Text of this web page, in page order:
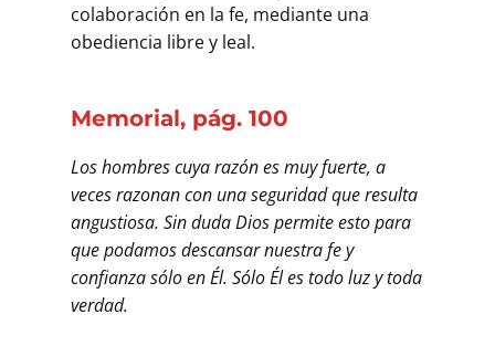
colaboración en la fe, mediante una
obediencia libre y leal.
Memorial, pág. 100
Los hombres cuya razón es muy fuerte, a
veces razonan con una seguridad que resulta
angustiosa. Sin duda Dios permite esto para
que podamos descansar nuestra fe y
confianza sólo en Él. Sólo Él es todo luz y toda
verdad.